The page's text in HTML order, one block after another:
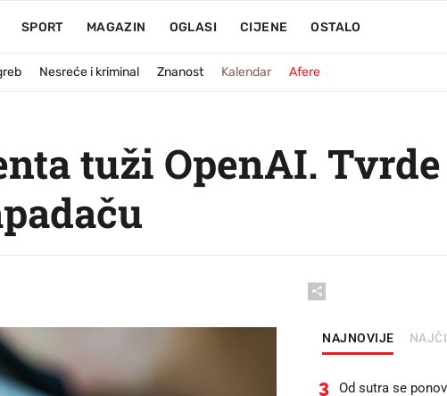
SPORT MAGAZIN OGLASI CIJENE OSTALO
Nesreće i kriminal Znanost Kalendar Afere
tuži OpenAI. Tvrde
NAJNOVIJE
3
Od sutra se